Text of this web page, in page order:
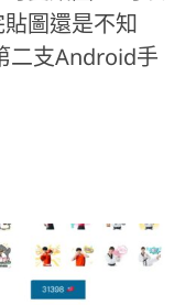
圖還是不知
二支Android手